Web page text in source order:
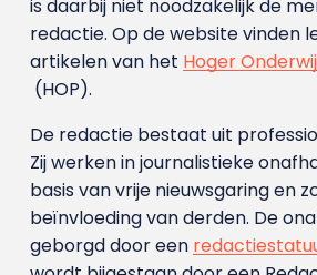
is daarbij niet noodzakelijk de
redactie. Op de website vinden
artikelen van het Hoger
(HOP).
De redactie bestaat uit
Zij werken in journalistieke
basis van vrije nieuwsgaring en
beïnvloeding van derden. De
geborgd door een